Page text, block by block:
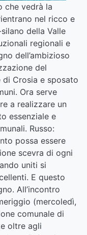
che vedrà la
nel ricco e
della Valle
regionali e
dell’ambizioso
del
Crosia e sposato
Ora serve
a realizzare un
essenziale e
Russo:
possa essere
scevra di ogni
uniti si
E questo
All’incontro
(mercoledì,
comunale di
oltre agli